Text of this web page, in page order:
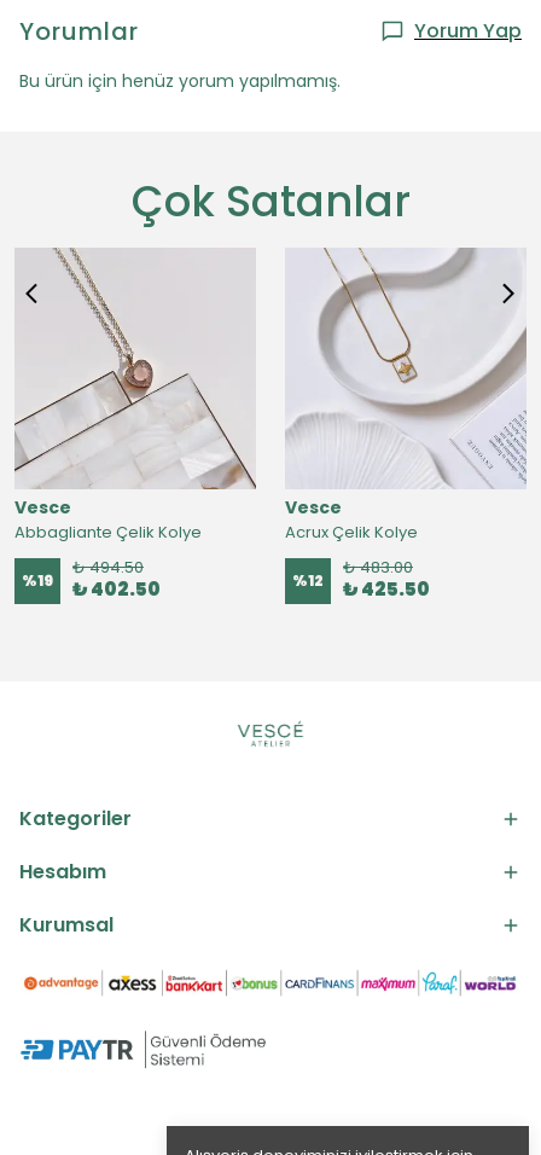
Yorumlar Yorum Yap
Bu ürün için henüz yorum yapılmamış.
Çok Satanlar
Vesce
Abbagliante Çelik Kolye
%19
₺ 494.50
₺ 402.50
Vesce
Acrux Çelik Kolye
%12
₺ 483.00
₺ 425.50
Kategoriler
Hesabım
Kurumsal